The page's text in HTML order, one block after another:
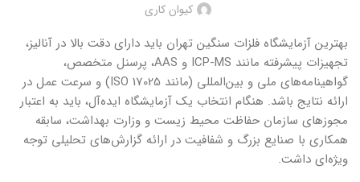
کیوان کاری
بهترین آزمایشگاه فلزات سنگین تهران باید دارای دقت بالا در آنالیز،
تجهیزات پیشرفته مانند ICP-MS و AAS، پرسنل متخصص،
گواهینامه‌های ملی و بین‌المللی (مانند ISO 17025) و سرعت عمل در
ارائه نتایج باشد. هنگام انتخاب یک آزمایشگاه ایده‌آل، باید به اعتبار
مجوزهای سازمان حفاظت محیط زیست و وزارت بهداشت، سابقه
همکاری با صنایع بزرگ و شفافیت در ارائه گزارش‌های تحلیلی توجه
ویژه‌ای داشت.